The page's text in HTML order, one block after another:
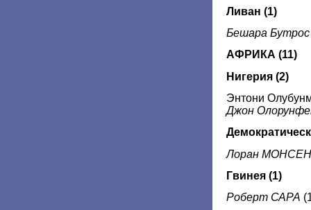
Ливан (1)
Бешара
АФРИКА (11)
Нигерия (2)
Энтони
Джон
Лоран
Гвинея (1)
Роберт САРА